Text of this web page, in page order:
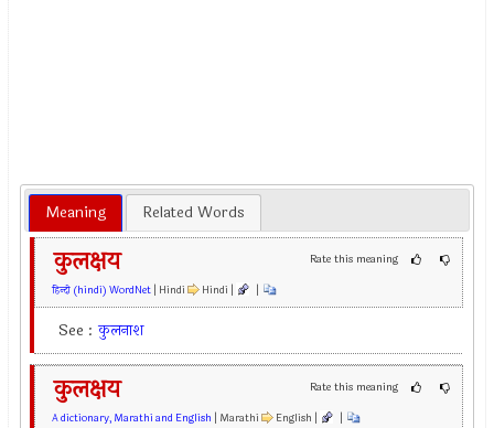
Meaning Related Words
Rate this meaning
कुलक्षय
हिन्दी (hindi) WordNet | Hindi Hindi | |
See : कुलनाश
Rate this meaning
कुलक्षय
A dictionary, Marathi and English | Marathi English | |